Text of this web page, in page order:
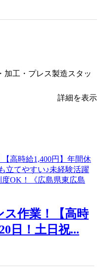
加工・プレス製造スタッ
詳細を表示
作業！【高時
日！土日祝...